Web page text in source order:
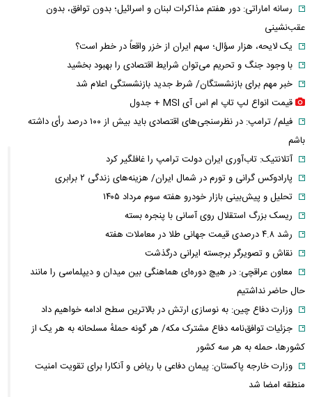
رسانه اماراتی: دور هفتم مذاکرات لبنان و اسرائیل؛ بدون توافق، بدون
عقب‌نشینی
یک لایحه، هزار سؤال؛ سهم ایران از خزر واقعاً در خطر است؟
با وجود جنگ و تحریم می‌توان شرایط اقتصادی را بهبود بخشید
خبر مهم برای بازنشستگان/ شرط جدید بازنشستگی اعلام شد
قیمت انواع لپ تاپ ام اس آی MSI + جدول
فیلم/ ترامپ: در نظرسنجی‌های اقتصادی باید بیش از ۱۰۰ درصد رأی داشته
باشم
آتلانتیک: تاب‌آوری ایران دولت ترامپ را غافلگیر کرد
پارادوکس گرانی و تورم در شمال ایران/ هزینه‌های زندگی ۲ برابری
تحلیل و پیش‌بینی بازار خودرو هفته سوم مرداد ۱۴۰۵
ریسک بزرگ استقلال روی آسانی با پنجره بسته
رشد ۴.۸ درصدی قیمت جهانی طلا در معاملات هفته
نقاش و تصویرگر برجسته ایرانی درگذشت
معاون عراقچی: در هیچ دوره‌ای هماهنگی بین میدان و دیپلماسی را مانند
حال حاضر نداشتیم
وزارت دفاع چین: به نوسازی ارتش در بالاترین سطح ادامه خواهیم داد
جزئیات توافق‌نامه دفاع مشترک مکه/ هر گونه حملهٔ مسلحانه به هر یک از
کشورها، حمله به هر سه کشور
وزارت خارجه پاکستان: پیمان دفاعی با ریاض و آنکارا برای تقویت امنیت
منطقه امضا شد